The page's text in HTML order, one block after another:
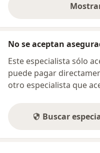
No se aceptan
Este especialista sólo
puede pagar
otro especialista que
Buscar